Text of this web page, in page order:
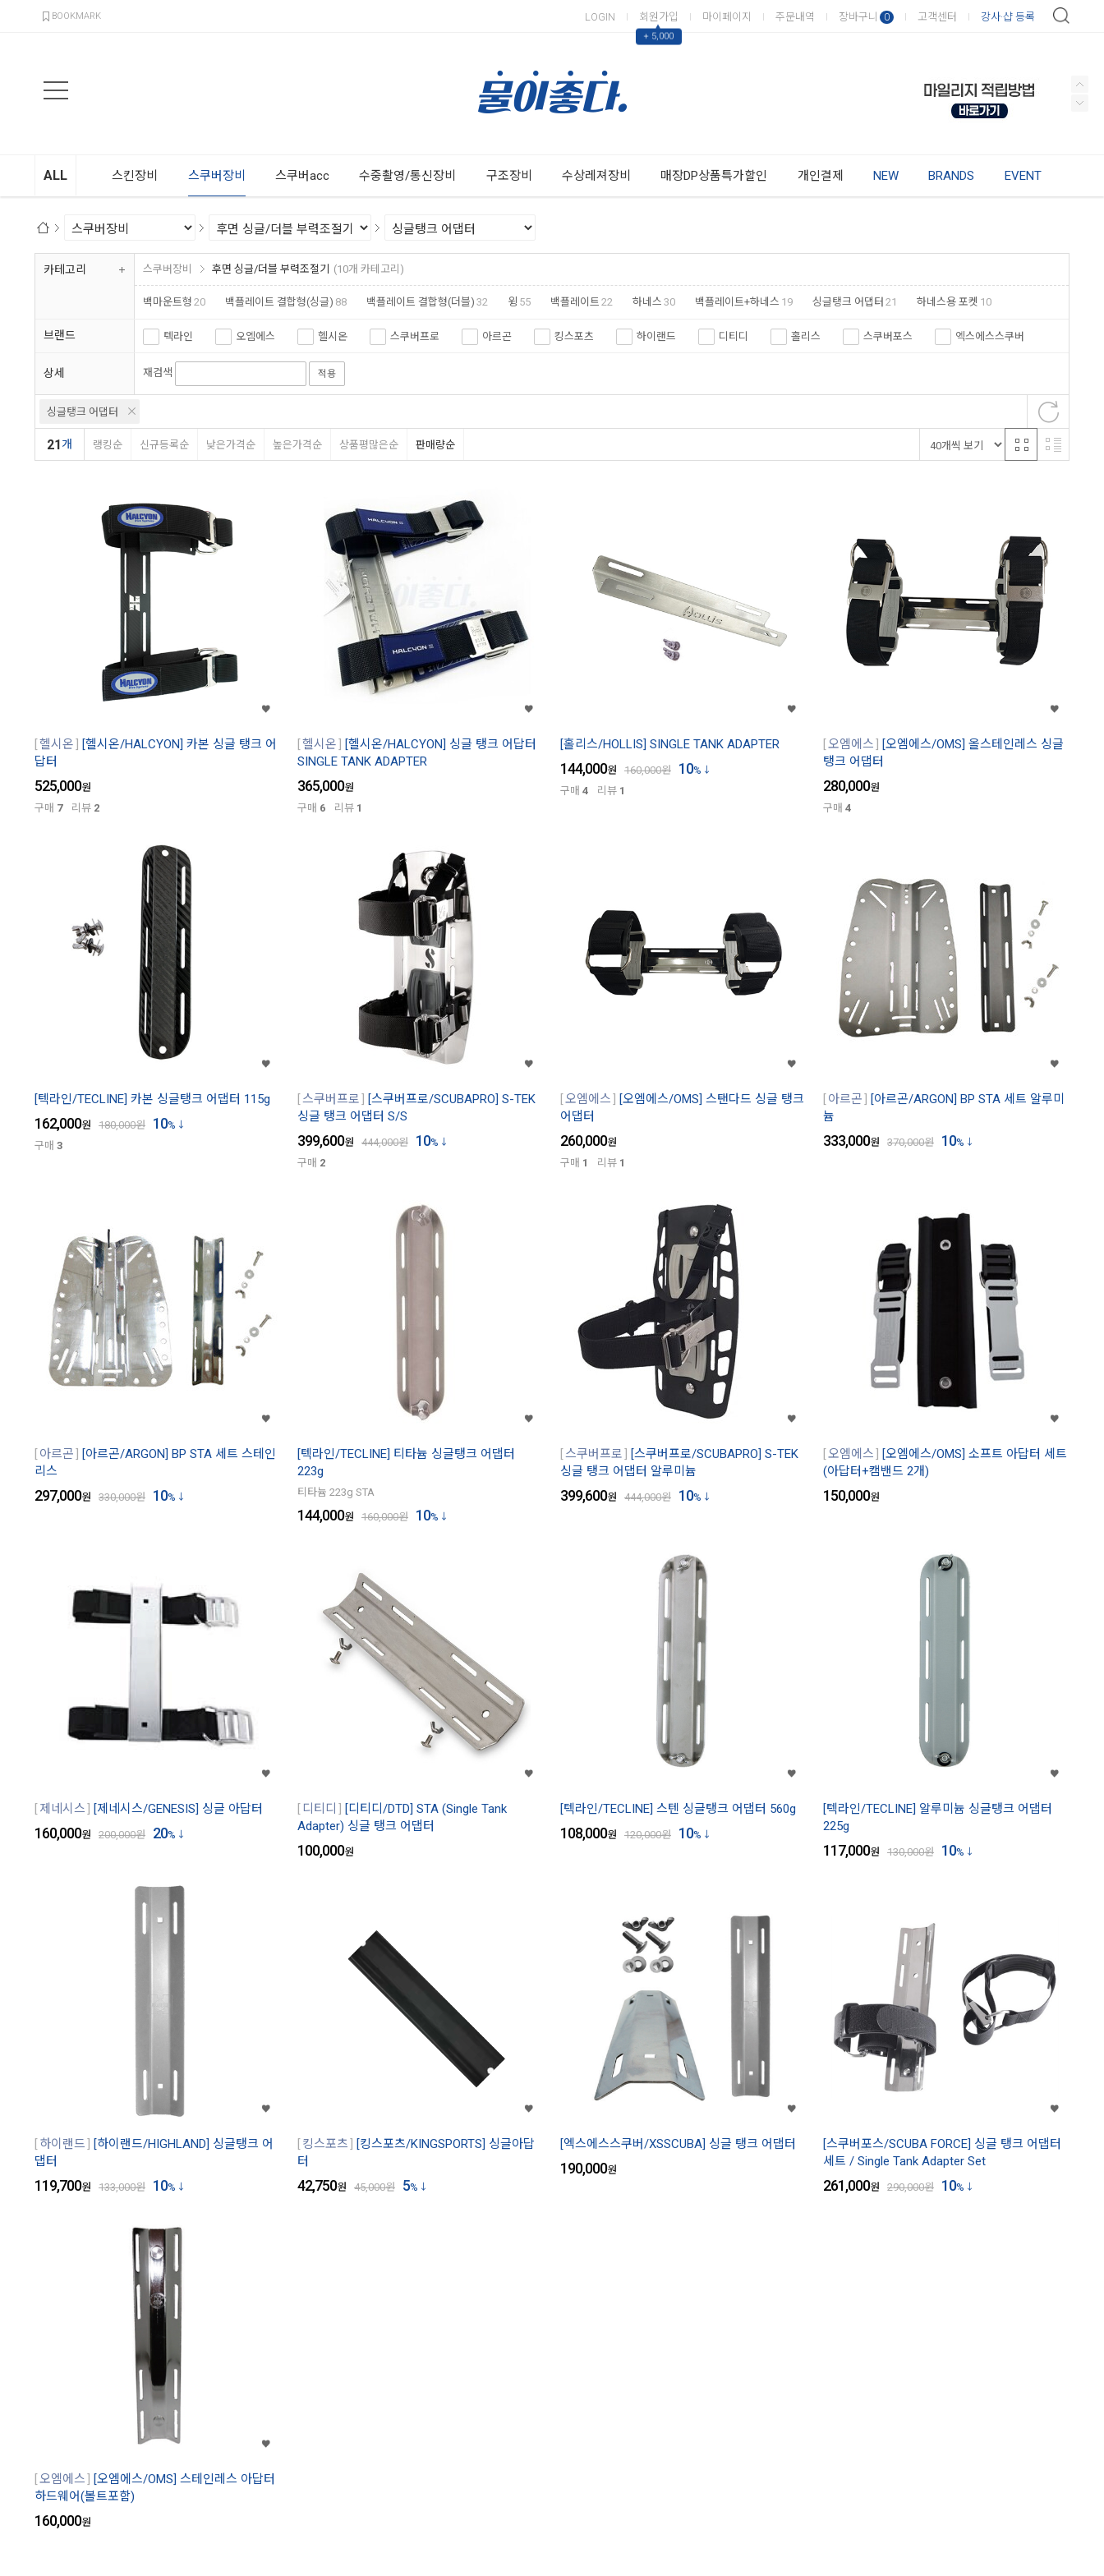
BOOKMARK LOGIN 회원가입
▲
+ 5,000
마이페이지 주문내역 장바구니 0 고객센터 강사·샵 등록
ALL 스킨장비 스쿠버장비 스쿠버acc 수중촬영/통신장비 구조장비 수상레져장비 매장DP상품특가할인 개인결제 NEW BRANDS EVENT
카테고리 스쿠버장비 후면 싱글/더블 부력조절기 (10개 카테고리)
백마운트형 20 백플레이트 결합형(싱글) 88 백플레이트 결합형(더블) 32 윙 55 백플레이트 22 하네스 30 백플레이트+하네스 19 싱글탱크 어댑터 21 하네스용 포켓 10
결합용 부품
브랜드 텍라인 오엠에스 헬시온 스쿠버프로 아르곤 킹스포츠 하이랜드 디티디 홀리스 스쿠버포스 엑스에스스쿠버
상세 재검색 적용
싱글탱크 어댑터
21개 랭킹순 신규등록순 낮은가격순 높은가격순 상품평많은순 판매량순
헬시온
[헬시온/HALCYON] 카본 싱글 탱크 어
답터
525,000원
구매 7 리뷰 2
헬시온
[헬시온/HALCYON] 싱글 탱크 어답터
SINGLE TANK ADAPTER
365,000원
구매 6 리뷰 1
[홀리스/HOLLIS] SINGLE TANK ADAPTER
144,000원 160,000원 10%
구매 4 리뷰 1
오엠에스
[오엠에스/OMS] 올스테인레스 싱글
탱크 어댑터
280,000원
구매 4
[텍라인/TECLINE] 카본 싱글탱크 어댑터 115g
162,000원 180,000원 10%
구매 3
스쿠버프로
[스쿠버프로/SCUBAPRO] S-TEK
싱글 탱크 어댑터 S/S
399,600원 444,000원 10%
구매 2
오엠에스
[오엠에스/OMS] 스탠다드 싱글 탱크
어댑터
260,000원
구매 1 리뷰 1
아르곤
[아르곤/ARGON] BP STA 세트 알루미
늄
333,000원 370,000원 10%
아르곤
[아르곤/ARGON] BP STA 세트 스테인
리스
297,000원 330,000원 10%
[텍라인/TECLINE] 티타늄 싱글탱크 어댑터
223g
티타늄 223g STA
144,000원 160,000원 10%
스쿠버프로
[스쿠버프로/SCUBAPRO] S-TEK
싱글 탱크 어댑터 알루미늄
399,600원 444,000원 10%
오엠에스
[오엠에스/OMS] 소프트 아답터 세트
(아답터+캠밴드 2개)
150,000원
제네시스 [제네시스/GENESIS] 싱글 아답터
160,000원 200,000원 20%
디티디
[디티디/DTD] STA (Single Tank
Adapter) 싱글 탱크 어댑터
100,000원
[텍라인/TECLINE] 스텐 싱글탱크 어댑터 560g
108,000원 120,000원 10%
[텍라인/TECLINE] 알루미늄 싱글탱크 어댑터
225g
117,000원 130,000원 10%
하이랜드
[하이랜드/HIGHLAND] 싱글탱크 어
댑터
119,700원 133,000원 10%
킹스포츠
[킹스포츠/KINGSPORTS] 싱글아답
터
42,750원 45,000원 5%
[엑스에스스쿠버/XSSCUBA] 싱글 탱크 어댑터
190,000원
[스쿠버포스/SCUBA FORCE] 싱글 탱크 어댑터
세트 / Single Tank Adapter Set
261,000원 290,000원 10%
오엠에스
[오엠에스/OMS] 스테인레스 아답터
하드웨어(볼트포함)
160,000원